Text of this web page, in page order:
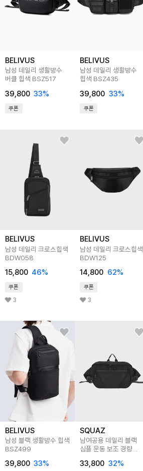
BELIVUS
남성 데일리 생활방수
버클 힙색 BSZ517
39,800 33%
쿠폰
BELIVUS
남성 데일리 생활방수
힙색 BSZ435
39,800 33%
쿠폰
BELIVUS
남성 데일리 크로스힙색
BDW058
15,800 46%
쿠폰
3
BELIVUS
남성 데일리 크로스힙색
BDW125
14,800 62%
쿠폰
3
BELIVUS
남성 블랙 생활방수 힙색
BSZ499
39,800 33%
SQUAZ
남여공용 데일리 블랙
심플 운동 보조 경량
SHPGYB001
33,800 32%